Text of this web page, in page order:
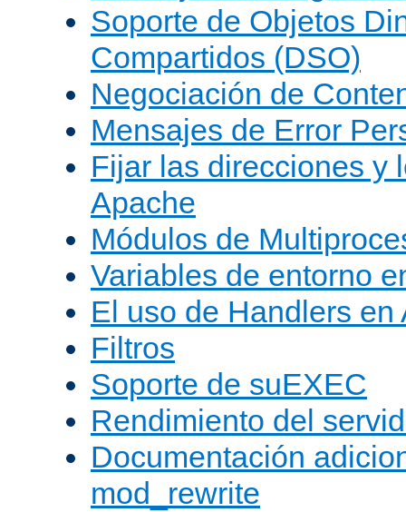
Soporte de Objetos
Compartidos (DSO)
Negociación de
Mensajes de Error
Fijar las direcciones y
Apache
Módulos de
Variables de entorno
El uso de Handlers en
Filtros
Soporte de suEXEC
Rendimiento del
Documentación
mod_rewrite